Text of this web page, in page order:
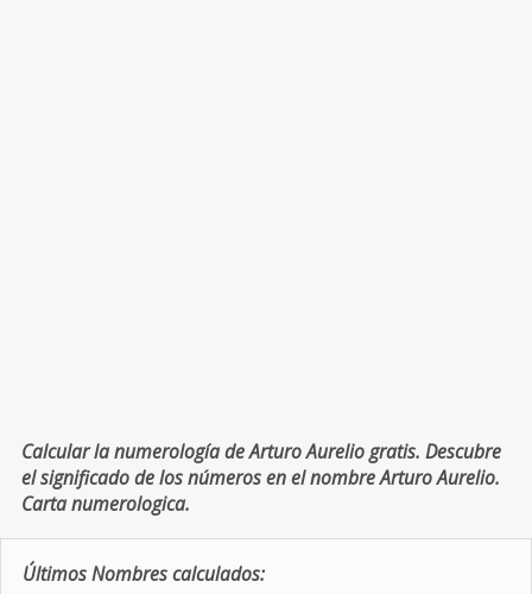
Calcular la numerología de Arturo Aurelio gratis. Descubre
el significado de los números en el nombre Arturo Aurelio.
Carta numerologica.
Últimos Nombres calculados: